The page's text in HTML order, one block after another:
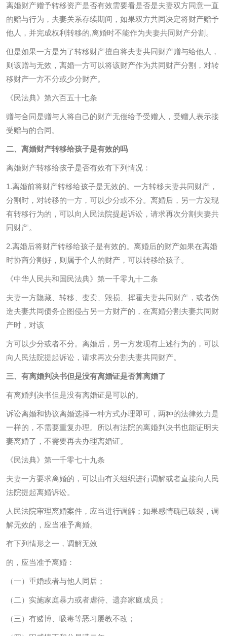
离婚财产赠予转移资产是否有效需要看是否是夫妻双方同意一直
的赠与行为，夫妻关系存续期间，如果双方共同决定将财产赠予
他人，并完成权利转移的,离婚时不能作为夫妻共同财产分割。
但是如果一方是为了转移财产擅自将夫妻共同财产赠与给他人，
则该赠与无效，离婚一方可以将该财产作为共同财产分割，对转
移财产一方不分或少分财产。
《民法典》第六百五十七条
赠与合同是赠与人将自己的财产无偿给予受赠人，受赠人表示接
受赠与的合同。
二、离婚财产转移给孩子是有效的吗
离婚财产转移给孩子是否有效有下列情况：
1.离婚前将财产转移给孩子是无效的。一方转移夫妻共同财产，
分割时，对转移的一方，可以少分或不分。离婚后，另一方发现
有转移行为的，可以向人民法院提起诉讼，请求再次分割夫妻共
同财产。
2.离婚后将财产转移给孩子是有效的。离婚后的财产如果在离婚
时协商分割好，则属于个人的财产，可以转移给孩子。
《中华人民共和国民法典》第一千零九十二条
夫妻一方隐藏、转移、变卖、毁损、挥霍夫妻共同财产，或者伪
造夫妻共同债务企图侵占另一方财产的，在离婚分割夫妻共同财
产时，对该
方可以少分或者不分。离婚后，另一方发现有上述行为的，可以
向人民法院提起诉讼，请求再次分割夫妻共同财产。
三、有离婚判决书但是没有离婚证是否算离婚了
有离婚判决书但是没有离婚证是可以的。
诉讼离婚和协议离婚选择一种方式办理即可，两种的法律效力是
一样的，不需要重复办理。所以有法院的离婚判决书也能证明夫
妻离婚了，不需要再去办理离婚证。
《民法典》第一千零七十九条
夫妻一方要求离婚的，可以由有关组织进行调解或者直接向人民
法院提起离婚诉讼。
人民法院审理离婚案件，应当进行调解；如果感情确已破裂，调
解无效的，应当准予离婚。
有下列情形之一，调解无效
的，应当准予离婚：
（一）重婚或者与他人同居；
（二）实施家庭暴力或者虐待、遗弃家庭成员；
（三）有赌博、吸毒等恶习屡教不改；